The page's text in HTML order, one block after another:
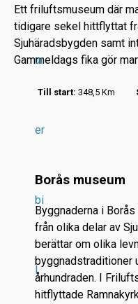
ur
er
bi
l
Ett friluftsmuseum där
tidigare sekel hittflyttat
Sjuhäradsbygden samt
Gammeldags fika gör
Till start: 348,5 Km
Borås museum
Byggnaderna i
från olika delar av
berättar om olika
byggnadstraditioner
århundraden. I
hitflyttade